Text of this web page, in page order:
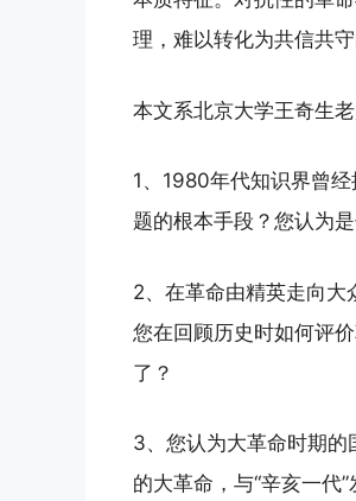
理，难以转化为共信共守
本文系北京大学王奇生
1、1980年代知识界曾
题的根本手段？您认为
2、在革命由精英走向大
您在回顾历史时如何评
了？
3、您认为大革命时期的
的大革命，与“辛亥一代